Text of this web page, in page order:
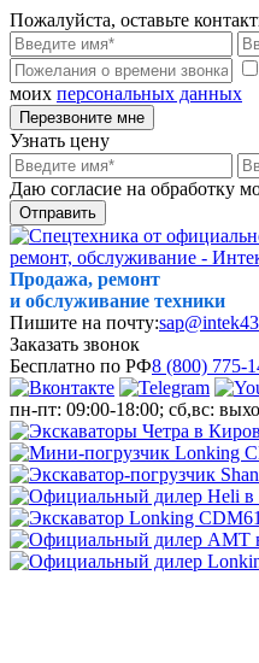
Пожалуйста, оставьте
моих персональных данных
Перезвоните мне
Узнать цену
Даю согласие на обработку
Отправить
Продажа, ремонт
и обслуживание техники
Пишите на почту:
Заказать звонок
Бесплатно по РФ8 (800) 775-
пн-пт: 09:00-18:00; сб,вс: